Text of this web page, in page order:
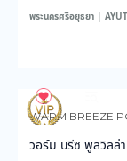
พระนครศรีอยุธยา |
199
WARM BREEZE
วอร์ม บรีซ พูลวิลล่า